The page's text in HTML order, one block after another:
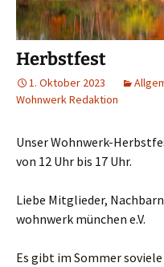
Herbstfest
1. Oktober 2023
Wohnwerk Redaktion
Unser Wohnwerk-
von 12 Uhr bis 17 Uhr.
Liebe Mitglieder,
wohnwerk münchen e.V.
Es gibt im Sommer